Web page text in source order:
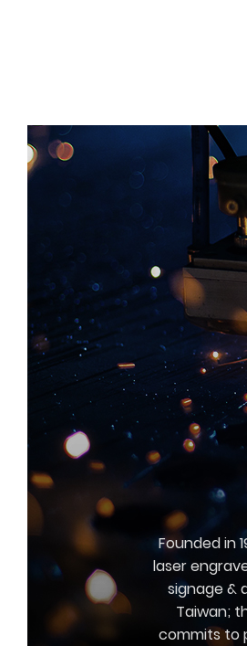
Founded in
laser
signage &
Taiwan;
commits to